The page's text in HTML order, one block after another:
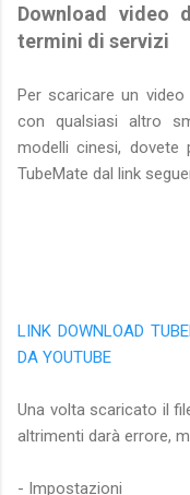
Download video
termini di servizi
Per scaricare un
con qualsiasi altro
modelli cinesi, dovete
TubeMate dal link
LINK DOWNLOAD
DA YOUTUBE
Una volta scaricato il
altrimenti darà errore,
- Impostazioni